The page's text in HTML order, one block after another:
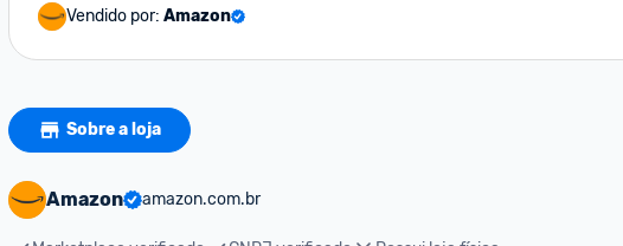
Vendido por: Amazon
Sobre a loja
Amazon amazon.com.br